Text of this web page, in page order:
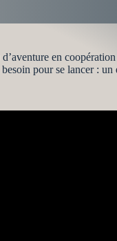
en
pour se lancer :